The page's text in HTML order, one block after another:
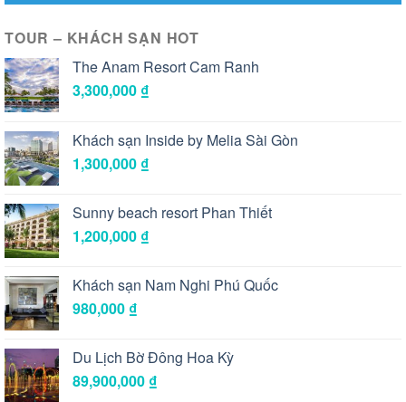
TOUR – KHÁCH SẠN HOT
The Anam Resort Cam Ranh
3,300,000 ₫
Khách sạn Inside by Melia Sài Gòn
1,300,000 ₫
Sunny beach resort Phan Thiết
1,200,000 ₫
Khách sạn Nam Nghi Phú Quốc
980,000 ₫
Du Lịch Bờ Đông Hoa Kỳ
89,900,000 ₫